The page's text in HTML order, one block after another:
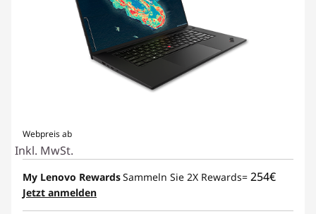
Webpreis ab
Inkl. MwSt.
My Lenovo RewardsSammeln Sie 2X Rewards= 254€
Jetzt anmelden